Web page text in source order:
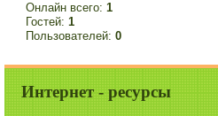
Онлайн всего:1
Гостей:1
Пользователей:0
Интернет - ресурсы